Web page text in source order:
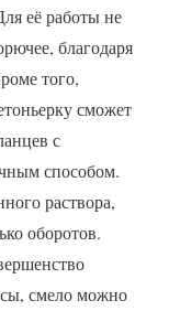
её работы не
благодаря
того,
сможет
с
способом.
раствора,
оборотов.
смело можно